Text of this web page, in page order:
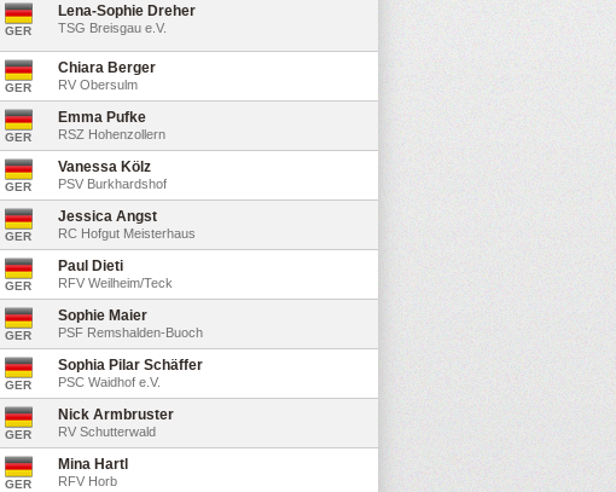
GER
Lena-Sophie Dreher
TSG Breisgau e.V.
GER
Chiara Berger
RV Obersulm
GER
Emma Pufke
RSZ Hohenzollern
GER
Vanessa Kölz
PSV Burkhardshof
GER
Jessica Angst
RC Hofgut Meisterhaus
GER
Paul Dieti
RFV Weilheim/Teck
GER
Sophie Maier
PSF Remshalden-Buoch
GER
Sophia Pilar Schäffer
PSC Waidhof e.V.
GER
Nick Armbruster
RV Schutterwald
GER
Mina Hartl
RFV Horb